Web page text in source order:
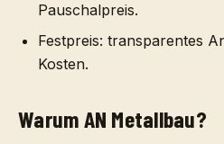
Pauschalpreis.
Festpreis: transparentes
Kosten.
Warum AN Metallbau?